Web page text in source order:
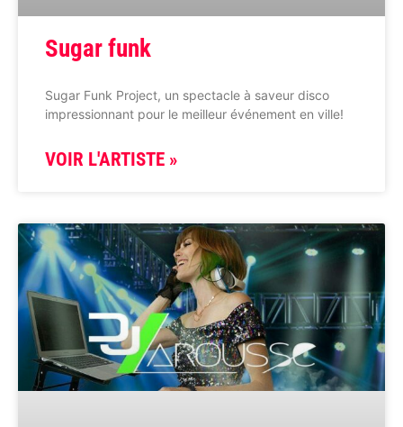
Sugar funk
Sugar Funk Project, un spectacle à saveur disco
impressionnant pour le meilleur événement en ville!
VOIR L'ARTISTE »